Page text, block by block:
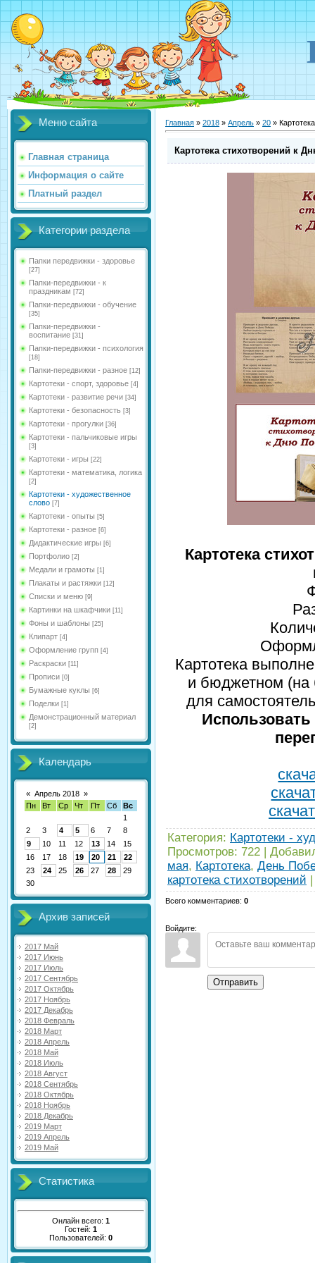
Меню сайта
Главная страница
Информация о сайте
Платный раздел
Категории раздела
Папки передвижки - здоровье
[27]
Папки-передвижки - к
праздникам [72]
Папки-передвижки - обучение
[35]
Папки-передвижки -
воспитание [31]
Папки-передвижки - психология
[18]
Папки-передвижки - разное [12]
Картотеки - спорт, здоровье [4]
Картотеки - развитие речи [34]
Картотеки - безопасность [3]
Картотеки - прогулки [36]
Картотеки - пальчиковые игры
[3]
Картотеки - игры [22]
Картотеки - математика, логика
[2]
Картотеки - художественное
слово [7]
Картотеки - опыты [5]
Картотеки - разное [6]
Дидактические игры [6]
Портфолио [2]
Медали и грамоты [1]
Плакаты и растяжки [12]
Списки и меню [9]
Картинки на шкафчики [11]
Фоны и шаблоны [25]
Клипарт [4]
Оформление групп [4]
Раскраски [11]
Прописи [0]
Бумажные куклы [6]
Поделки [1]
Демонстрационный материал
[2]
Календарь
« Апрель 2018 »
Пн
Вт Ср Чт Пт Сб
Вс
1
2
3 4 5 6 7
8
9
10 11 12 13 14
15
16
17 18 19 20 21
22
23
24 25 26 27 28
29
30
Архив записей
2017 Май
2017 Июнь
2017 Июль
2017 Сентябрь
2017 Октябрь
2017 Ноябрь
2017 Декабрь
2018 Февраль
2018 Март
2018 Апрель
2018 Май
2018 Июль
2018 Август
2018 Сентябрь
2018 Октябрь
2018 Ноябрь
2018 Декабрь
2019 Март
2019 Апрель
2019 Май
Статистика
Онлайн всего: 1
Гостей: 1
Пользователей: 0
Главная » 2018 » Апрель » 20 »
Картотека стихотворений к
Картотека
Картотека
и бюджетном
для
Категория: Картотеки -
Просмотров: 722
мая, Картотека, День
картотека стихотворений
Всего комментариев: 0
Войдите:
Отправить